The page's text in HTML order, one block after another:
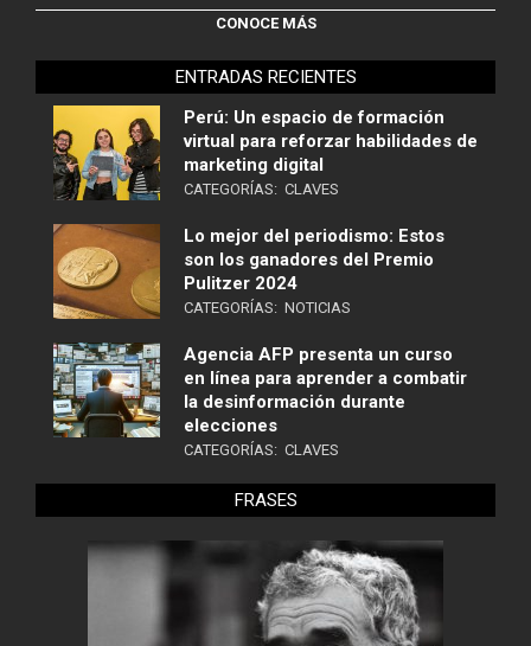
CONOCE MÁS
ENTRADAS RECIENTES
Perú: Un espacio de formación
virtual para reforzar habilidades de
marketing digital
CATEGORÍAS: CLAVES
Lo mejor del periodismo: Estos
son los ganadores del Premio
Pulitzer 2024
CATEGORÍAS: NOTICIAS
Agencia AFP presenta un curso
en línea para aprender a combatir
la desinformación durante
elecciones
CATEGORÍAS: CLAVES
FRASES